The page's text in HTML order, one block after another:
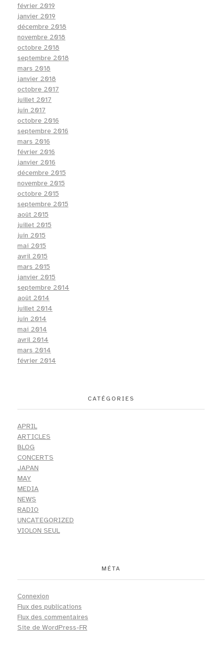
février 2019
janvier 2019
décembre 2018
novembre 2018
octobre 2018
septembre 2018
mars 2018
janvier 2018
octobre 2017
juillet 2017
juin 2017
octobre 2016
septembre 2016
mars 2016
février 2016
janvier 2016
décembre 2015
novembre 2015
octobre 2015
septembre 2015
août 2015
juillet 2015
juin 2015
mai 2015
avril 2015
mars 2015
janvier 2015
septembre 2014
août 2014
juillet 2014
juin 2014
mai 2014
avril 2014
mars 2014
février 2014
CATÉGORIES
APRIL
ARTICLES
BLOG
CONCERTS
JAPAN
MAY
MEDIA
NEWS
RADIO
UNCATEGORIZED
VIOLON SEUL
MÉTA
Connexion
Flux des publications
Flux des commentaires
Site de WordPress-FR